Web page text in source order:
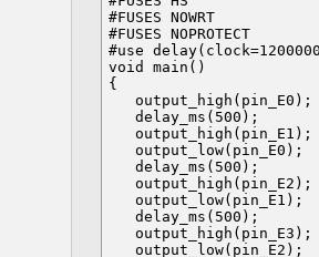
#FUSES NOWRT
#FUSES
#use
void main()
{
   output_high(pin_E0);
   delay_ms(500);
   output_high(pin_E1);
   output_low(pin_E0);
   delay_ms(500);
   output_high(pin_E2);
   output_low(pin_E1);
   delay_ms(500);
   output_high(pin_E3);
   output_low(pin_E2);